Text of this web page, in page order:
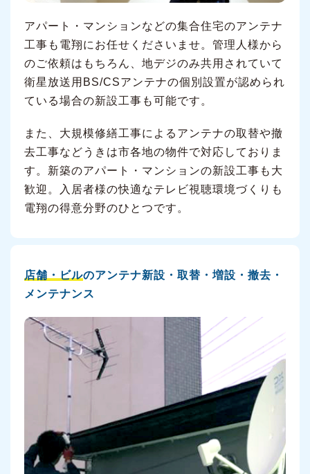
アパート・マンションなどの集合住宅のアンテナ
工事も電翔にお任せくださいませ。管理人様から
のご依頼はもちろん、地デジのみ共用されていて
衛星放送用BS/CSアンテナの個別設置が認められ
ている場合の新設工事も可能です。
また、大規模修繕工事によるアンテナの取替や撤
去工事などうきは市各地の物件で対応しておりま
す。新築のアパート・マンションの新設工事も大
歓迎。入居者様の快適なテレビ視聴環境づくりも
電翔の得意分野のひとつです。
店舗・ビルのアンテナ新設・取替・増設・撤去・
メンテナンス